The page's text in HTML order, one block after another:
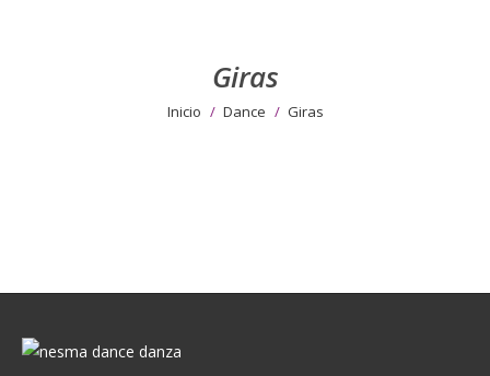
Giras
Estás aquí:
Inicio Dance Giras